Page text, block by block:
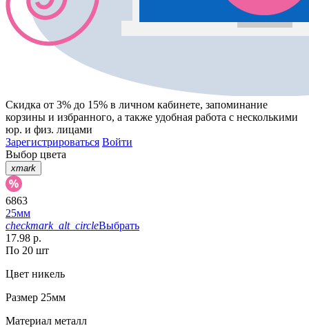
Скидка от 3% до 15% в личном кабинете, запоминание
корзины и избранного, а также удобная работа с несколькими
юр. и физ. лицами
Зарегистрироваться Войти
Выбор цвета
xmark
6863
25мм
checkmark_alt_circleВыбрать
17.98 р.
По 20 шт
Цвет никель
Размер 25мм
Материал металл